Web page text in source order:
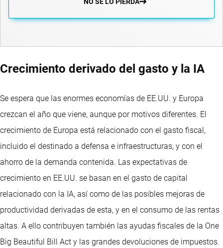
NO SE LO PIERDA
Crecimiento derivado del gasto y la IA
Se espera que las enormes economías de EE.UU. y Europa
crezcan el año que viene, aunque por motivos diferentes. El
crecimiento de Europa está relacionado con el gasto fiscal,
incluido el destinado a defensa e infraestructuras, y con el
ahorro de la demanda contenida. Las expectativas de
crecimiento en EE.UU. se basan en el gasto de capital
relacionado con la IA, así como de las posibles mejoras de
productividad derivadas de esta, y en el consumo de las rentas
altas. A ello contribuyen también las ayudas fiscales de la One
Big Beautiful Bill Act y las grandes devoluciones de impuestos.